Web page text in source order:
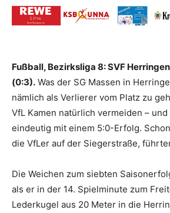
Fußball, Bezirksliga 8: SVF
(0:3). Was der SG Massen in
nämlich als Verlierer vom Platz zu
VfL Kamen natürlich vermeiden – und
eindeutig mit einem 5:0-Erfolg.
die VfLer auf der Siegerstraße,
Die Weichen zum siebten
als er in der 14. Spielminute zum
Lederkugel aus 20 Meter in die